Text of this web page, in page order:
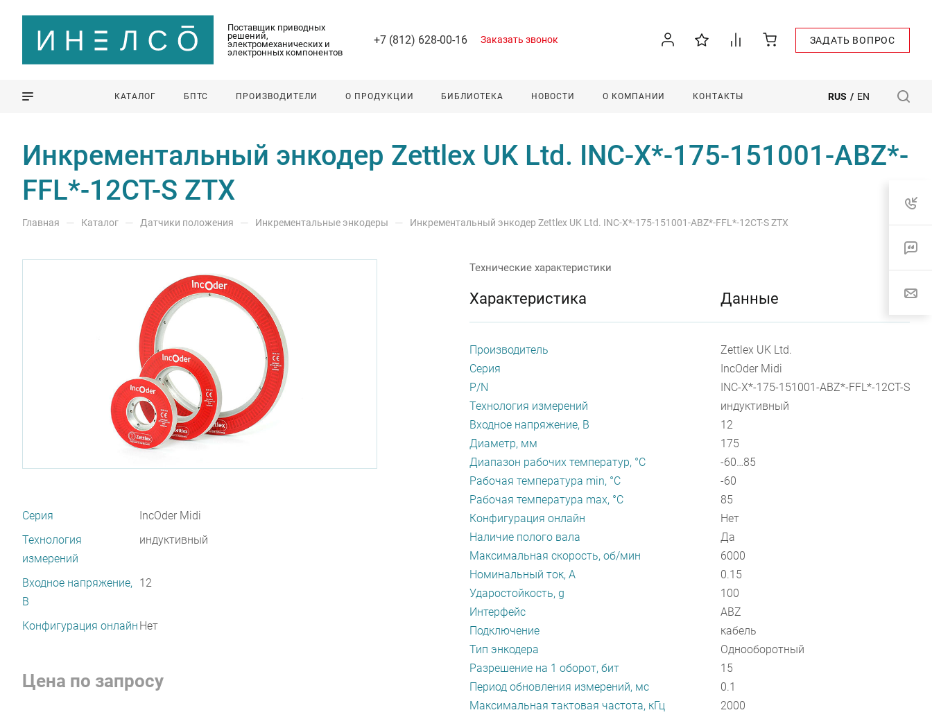
Поставщик приводных
решений,
электромеханических и
электронных компонентов
+7 (812) 628-00-16 Заказать звонок ЗАДАТЬ ВОПРОС
КАТАЛОГ БПТС ПРОИЗВОДИТЕЛИ О ПРОДУКЦИИ БИБЛИОТЕКА НОВОСТИ О КОМПАНИИ КОНТАКТЫ RUS / EN
Инкрементальный энкодер Zettlex UK Ltd. INC-X*-175-151001-ABZ*-
FFL*-12CT-S ZTX
Главная — Каталог — Датчики положения — Инкрементальные энкодеры — Инкрементальный энкодер Zettlex UK Ltd. INC-X*-175-151001-ABZ*-FFL*-12CT-S ZTX
Серия
IncOder Midi
Технология
измерений
индуктивный
Входное напряжение,
В
12
Конфигурация онлайн Нет
Цена по запросу
Технические характеристики
Характеристика Данные
Производитель
Zettlex UK Ltd.
Серия
IncOder Midi
P/N
INC-X*-175-151001-ABZ*-FFL*-12CT-S
Технология измерений
индуктивный
Входное напряжение, В
12
Диаметр, мм
175
Диапазон рабочих температур, °С
-60…85
Рабочая температура min, °С
-60
Рабочая температура max, °С
85
Конфигурация онлайн
Нет
Наличие полого вала
Да
Максимальная скорость, об/мин
6000
Номинальный ток, А
0.15
Ударостойкость, g
100
Интерфейс
ABZ
Подключение
кабель
Тип энкодера
Однооборотный
Разрешение на 1 оборот, бит
15
Период обновления измерений, мс
0.1
Максимальная тактовая частота, кГц
2000